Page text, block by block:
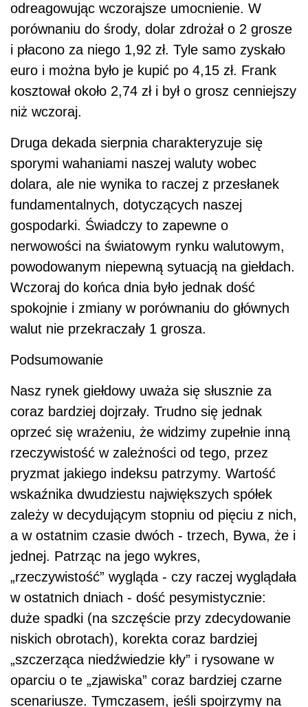
odreagowując wczorajsze umocnienie. W
porównaniu do środy, dolar zdrożał o 2 grosze
i płacono za niego 1,92 zł. Tyle samo zyskało
euro i można było je kupić po 4,15 zł. Frank
kosztował około 2,74 zł i był o grosz cenniejszy
niż wczoraj.
Druga dekada sierpnia charakteryzuje się
sporymi wahaniami naszej waluty wobec
dolara, ale nie wynika to raczej z przesłanek
fundamentalnych, dotyczących naszej
gospodarki. Świadczy to zapewne o
nerwowości na światowym rynku walutowym,
powodowanym niepewną sytuacją na giełdach.
Wczoraj do końca dnia było jednak dość
spokojnie i zmiany w porównaniu do głównych
walut nie przekraczały 1 grosza.
Podsumowanie
Nasz rynek giełdowy uważa się słusznie za
coraz bardziej dojrzały. Trudno się jednak
oprzeć się wrażeniu, że widzimy zupełnie inną
rzeczywistość w zależności od tego, przez
pryzmat jakiego indeksu patrzymy. Wartość
wskaźnika dwudziestu największych spółek
zależy w decydującym stopniu od pięciu z nich,
a w ostatnim czasie dwóch - trzech, Bywa, że i
jednej. Patrząc na jego wykres,
„rzeczywistość” wygląda - czy raczej wyglądała
w ostatnich dniach - dość pesymistycznie:
duże spadki (na szczęście przy zdecydowanie
niskich obrotach), korekta coraz bardziej
„szczerząca niedźwiedzie kły” i rysowane w
oparciu o te „zjawiska” coraz bardziej czarne
scenariusze. Tymczasem, jeśli spojrzymy na